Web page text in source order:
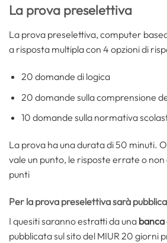
La prova preselettiva
La prova preselettiva, computer
a risposta multipla con 4 opzioni di
20 domande di logica
20 domande sulla comprensione
10 domande sulla normativa
La prova ha una durata di 50 minuti.
vale un punto, le risposte errate o
punti
Per la prova preselettiva sarà
I quesiti saranno estratti da una banca
pubblicata sul sito del MIUR 20 giorni